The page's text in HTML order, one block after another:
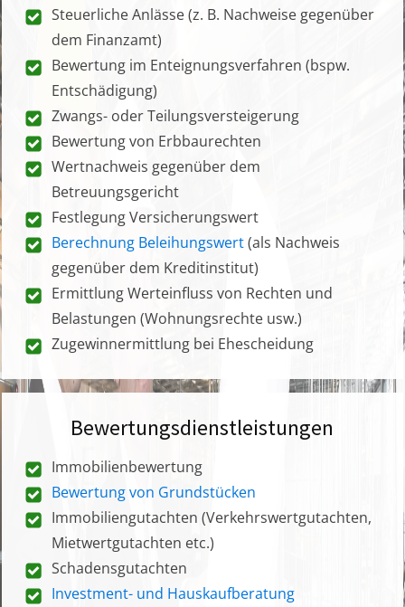
Steuerliche Anlässe (z. B. Nachweise gegenüber
dem Finanzamt)
Bewertung im Enteignungsverfahren (bspw.
Entschädigung)
Zwangs- oder Teilungsversteigerung
Bewertung von Erbbaurechten
Wertnachweis gegenüber dem
Betreuungsgericht
Festlegung Versicherungswert
Berechnung Beleihungswert(als Nachweis
gegenüber dem Kreditinstitut)
Ermittlung Werteinfluss von Rechten und
Belastungen (Wohnungsrechte usw.)
Zugewinnermittlung bei Ehescheidung
Bewertungsdienstleistungen
Immobilienbewertung
Bewertung von Grundstücken
Immobiliengutachten (Verkehrswertgutachten,
Mietwertgutachten etc.)
Schadensgutachten
Investment- und Hauskaufberatung